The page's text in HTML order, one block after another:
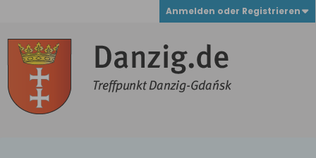
Anmelden oder Registrieren